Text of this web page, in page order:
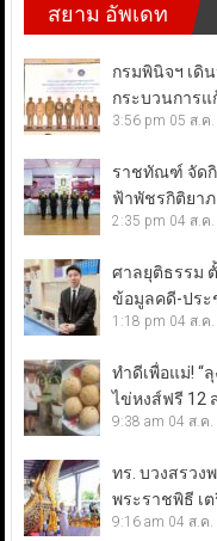
สยาม อัพเดท
กรมพินิจฯ เดิ
กระบวนการ
3:56 pm 05 ส.ค
ราชทัณฑ์ จัดกิ
ฟ้าพัชรกิติยาภ
2:35 pm 04 ส.ค
ศาลยุติธรรม
ข้อมูลคดี-ปร
1:18 pm 04 ส.ค
ทำดีเพื่อแม่! “
ไข่หงส์ฟรี 12
9:38 am 04 ส.ค.
ทร. บวงสรวง
พระราชพิธี เ
9:16 am 04 ส.ค.